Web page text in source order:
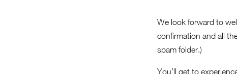
We look forward to
confirmation and all
spam folder.)
You’ll get to